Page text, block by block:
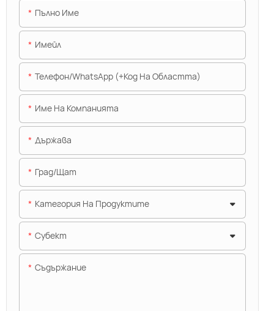
Пълно Име
Имейл
Телефон/WhatsApp (+Код На Областта)
Име На Компанията
Държава
Град/щат
Категория На Продуктите
Субект
Съдържание